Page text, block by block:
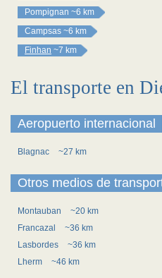
Pompignan ~6 km
Campsas ~6 km
Finhan ~7 km
El transporte en
Aeropuerto internacional
Blagnac ~27 km
Otros medios de
Montauban
~20 km
Francazal
~36 km
Lasbordes
~36 km
Lherm
~46 km